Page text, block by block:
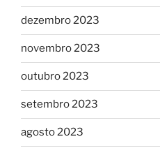
dezembro 2023
novembro 2023
outubro 2023
setembro 2023
agosto 2023